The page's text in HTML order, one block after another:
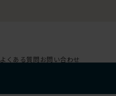
よくある質問お問い合わせ